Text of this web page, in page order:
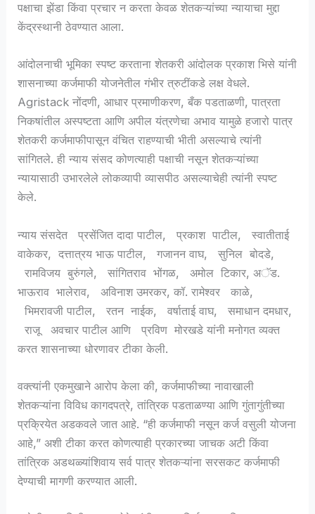
पक्षाचा झेंडा किंवा प्रचार न करता केवळ शेतकऱ्यांच्या न्यायाचा मुद्दा
केंद्रस्थानी ठेवण्यात आला.
आंदोलनाची भूमिका स्पष्ट करताना शेतकरी आंदोलक प्रकाश भिसे यांनी
शासनाच्या कर्जमाफी योजनेतील गंभीर त्रुटींकडे लक्ष वेधले.
Agristack नोंदणी, आधार प्रमाणीकरण, बँक पडताळणी, पात्रता
निकषांतील अस्पष्टता आणि अपील यंत्रणेचा अभाव यामुळे हजारो पात्र
शेतकरी कर्जमाफीपासून वंचित राहण्याची भीती असल्याचे त्यांनी
सांगितले. ही न्याय संसद कोणत्याही पक्षाची नसून शेतकऱ्यांच्या
न्यायासाठी उभारलेले लोकव्यापी व्यासपीठ असल्याचेही त्यांनी स्पष्ट
केले.
न्याय संसदेत प्रसेंजित दादा पाटील, प्रकाश पाटील, स्वातीताई
वाकेकर, दत्तात्रय भाऊ पाटील, गजानन वाघ, सुनिल बोदडे,
रामविजय बुरुंगले, सांगितराव भोंगळ, अमोल टिकार, अॅड.
भाऊराव भालेराव, अविनाश उमरकर, कॉ. रामेश्वर काळे,
भिमरावजी पाटील, रतन नाईक, वर्षाताई वाघ, समाधान दमधार,
राजू अवचार पाटील आणि प्रविण मोरखडे यांनी मनोगत व्यक्त
करत शासनाच्या धोरणावर टीका केली.
वक्त्यांनी एकमुखाने आरोप केला की, कर्जमाफीच्या नावाखाली
शेतकऱ्यांना विविध कागदपत्रे, तांत्रिक पडताळण्या आणि गुंतागुंतीच्या
प्रक्रियेत अडकवले जात आहे. “ही कर्जमाफी नसून कर्ज वसुली योजना
आहे,” अशी टीका करत कोणत्याही प्रकारच्या जाचक अटी किंवा
तांत्रिक अडथळ्यांशिवाय सर्व पात्र शेतकऱ्यांना सरसकट कर्जमाफी
देण्याची मागणी करण्यात आली.